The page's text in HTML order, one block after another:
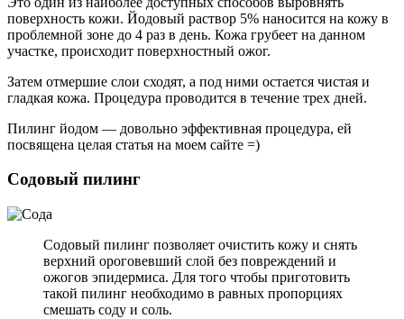
поверхность кожи. Йодовый раствор 5% наносится на кожу в
проблемной зоне до 4 раз в день. Кожа грубеет на данном
участке, происходит поверхностный ожог.
Затем отмершие слои сходят, а под ними остается чистая и
гладкая кожа. Процедура проводится в течение трех дней.
Пилинг йодом — довольно эффективная процедура, ей
посвящена целая статья на моем сайте =)
Содовый пилинг
Содовый пилинг позволяет очистить кожу и снять
верхний ороговевший слой без повреждений и
ожогов эпидермиса. Для того чтобы приготовить
такой пилинг необходимо в равных пропорциях
смешать соду и соль.